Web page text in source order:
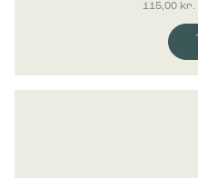
115,00 kr.